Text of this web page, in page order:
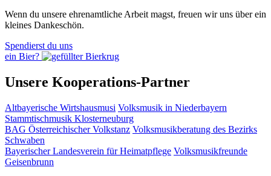
Wenn du unsere ehrenamtliche Arbeit magst, freuen wir uns über ein
kleines Dankeschön.
Spendierst du uns
ein Bier?
Unsere Kooperations-Partner
Altbayerische Wirtshausmusi Volksmusik in Niederbayern
Stammtischmusik Klosterneuburg
BAG Österreichischer Volkstanz Volksmusikberatung des Bezirks
Schwaben
Bayerischer Landesverein für Heimatpflege Volksmusikfreunde
Geisenbrunn